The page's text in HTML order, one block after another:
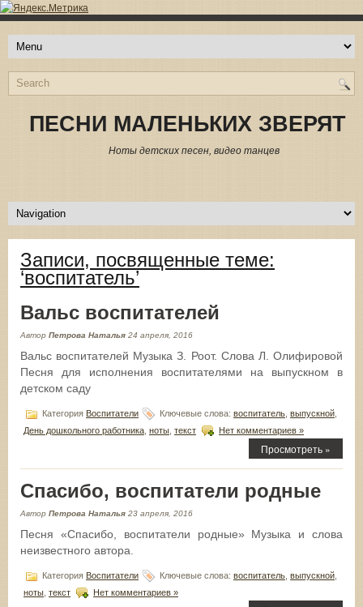
ПЕСНИ МАЛЕНЬКИХ ЗВЕРЯТ
Ноты детских песен, видео танцев
Записи, посвященные теме:
‘воспитатель’
Вальс воспитателей
Автор Петрова Наталья 24 апреля, 2016
Вальс воспитателей Музыка З. Роот. Слова Л. Олифировой
Песня для исполнения воспитателями на выпускном в
детском саду
Категория Воспитатели Ключевые слова: воспитатель выпускной
День дошкольного работника ноты текст Нет комментариев »
Просмотреть »
Спасибо, воспитатели родные
Автор Петрова Наталья 23 апреля, 2016
Песня «Спасибо, воспитатели родные» Музыка и слова
неизвестного автора.
Категория Воспитатели Ключевые слова: воспитатель выпускной
ноты текст Нет комментариев »